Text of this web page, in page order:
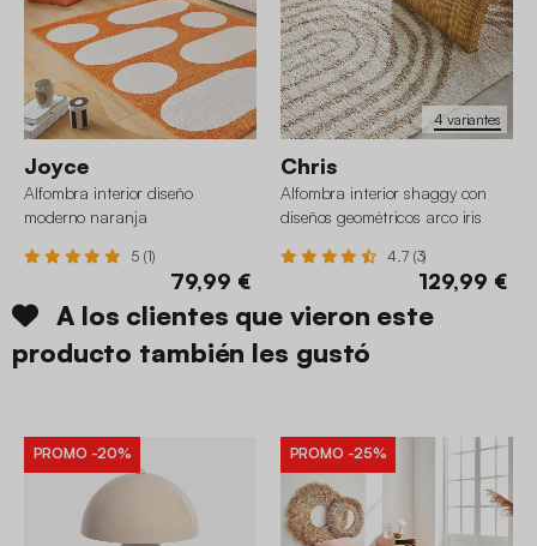
Joyce
Alfombra interior diseño
moderno naranja
5 (1)
79,99 €
4 variantes
Chris
Alfombra interior shaggy con
diseños geométricos arco iris
4.7 (3)
129,99 €
A los clientes que vieron este
producto también les gustó
PROMO -20% PROMO -25%